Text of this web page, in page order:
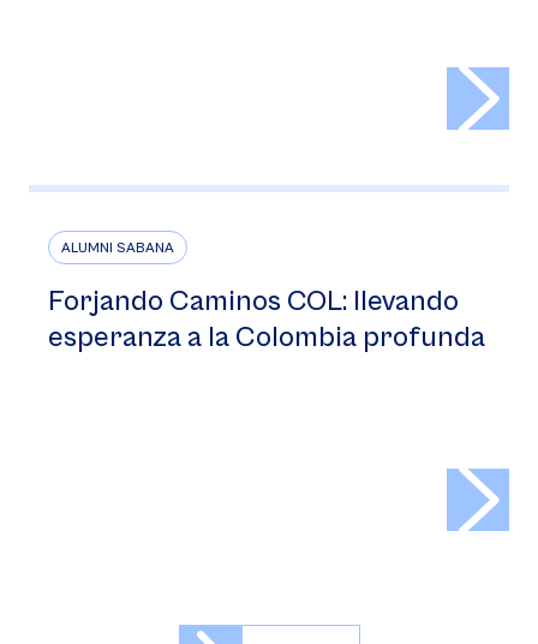
ALUMNI SABANA
Forjando Caminos COL: llevando
esperanza a la Colombia profunda